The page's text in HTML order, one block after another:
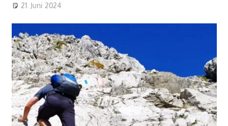
21. Juni 2024